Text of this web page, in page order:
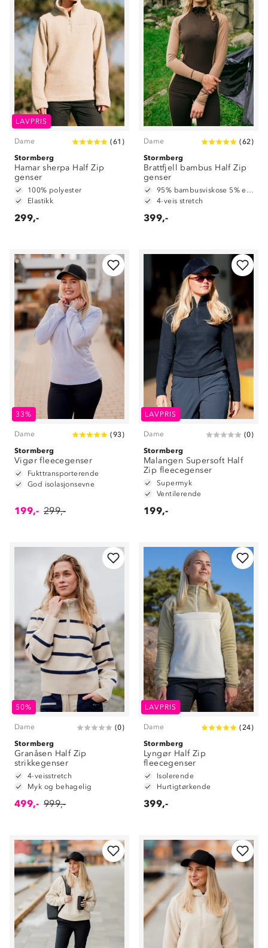
LAVPRIS
Dame (61 )
Stormberg
Hamar sherpa Half Zip
genser
100% polyester
Elastikk
299,-
Dame (62)
Stormberg
Brattfjell bambus Half Zip
genser
95% bambusviskose 5% elastan
4-veis stretch
399,-
33%
Dame (93)
Stormberg
Vigør fleecegenser
Fukttransporterende
God isolasjonsevne
199,- 299,-
LAVPRIS
Dame (0)
Stormberg
Malangen Supersoft Half
Zip fleecegenser
Supermyk
Ventilerende
199,-
50%
Dame (0)
Stormberg
Granåsen Half Zip
strikkegenser
4-veisstretch
Myk og behagelig
499,- 999,-
LAVPRIS
Dame (24)
Stormberg
Lyngør Half Zip
fleecegenser
Isolerende
Hurtigtørkende
399,-